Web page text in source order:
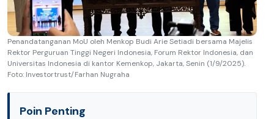
Penandatanganan MoU oleh Menkop Budi Arie Setiadi bersama Majelis
Rektor Perguruan Tinggi Negeri Indonesia, Forum Rektor Indonesia, dan
Universitas Indonesia di kantor Kemenkop, Jakarta, Senin (1/9/2025).
Foto: Investortrust/Farhan Nugraha
Poin Penting